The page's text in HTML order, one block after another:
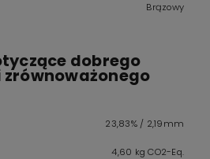
Brązowy
dobrego
23,83% / 2,19mm
4,60 kg CO2-Eq.